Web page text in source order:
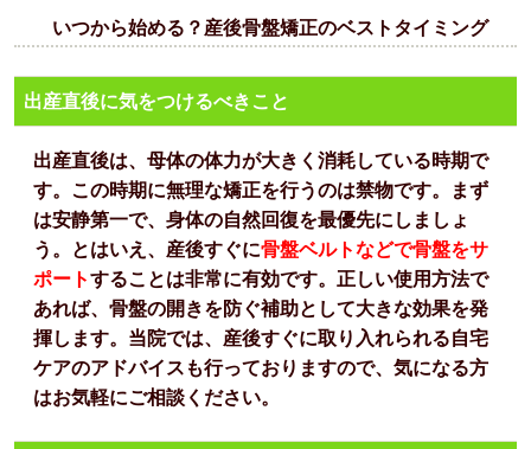
いつから始める？産後骨盤矯正のベストタイミング
出産直後に気をつけるべきこと
出産直後は、母体の体力が大きく消耗している時期で
す。この時期に無理な矯正を行うのは禁物です。まず
は安静第一で、身体の自然回復を最優先にしましょ
う。とはいえ、産後すぐに骨盤ベルトなどで骨盤をサ
ポートすることは非常に有効です。正しい使用方法で
あれば、骨盤の開きを防ぐ補助として大きな効果を発
揮します。当院では、産後すぐに取り入れられる自宅
ケアのアドバイスも行っておりますので、気になる方
はお気軽にご相談ください。